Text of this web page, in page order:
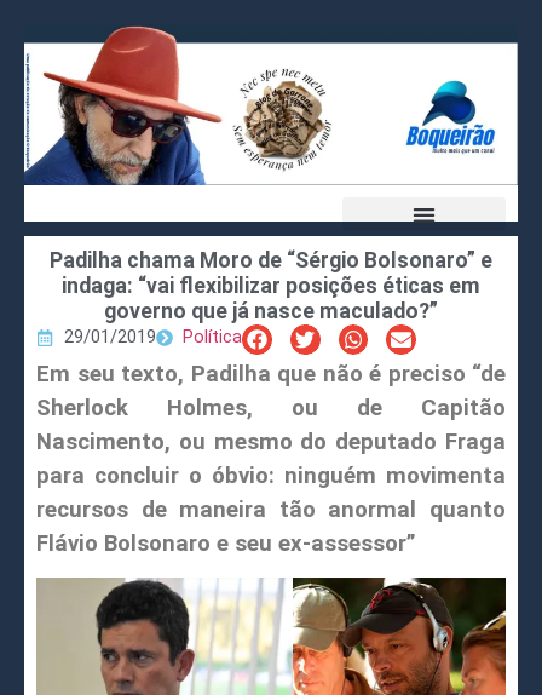
Padilha chama Moro de “Sérgio Bolsonaro” e
indaga: “vai flexibilizar posições éticas em
governo que já nasce maculado?”
29/01/2019 Política
Em seu texto, Padilha que não é preciso “de
Sherlock Holmes, ou de Capitão
Nascimento, ou mesmo do deputado Fraga
para concluir o óbvio: ninguém movimenta
recursos de maneira tão anormal quanto
Flávio Bolsonaro e seu ex-assessor”